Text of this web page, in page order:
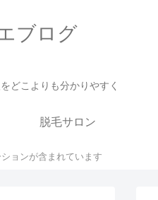
ブログ
どこよりも分かりやすく
脱毛サロン
ョンが含まれています